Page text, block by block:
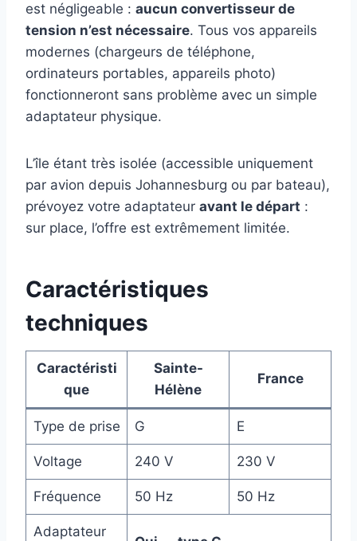
est négligeable : aucun convertisseur de
tension n’est nécessaire. Tous vos appareils
modernes (chargeurs de téléphone,
ordinateurs portables, appareils photo)
fonctionneront sans problème avec un simple
adaptateur physique.
L’île étant très isolée (accessible uniquement
par avion depuis Johannesburg ou par bateau),
prévoyez votre adaptateur avant le départ :
sur place, l’offre est extrêmement limitée.
Caractéristiques
techniques
Caractéristi
que
Sainte-
Hélène
France
Type de prise G E
Voltage 240 V 230 V
Fréquence 50 Hz 50 Hz
Adaptateur